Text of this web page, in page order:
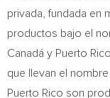
privada, fundada en
productos bajo el
Canadá y Puerto Rico
que llevan el nombre
Puerto Rico son